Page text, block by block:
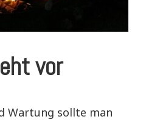
vor
Wartung sollte man